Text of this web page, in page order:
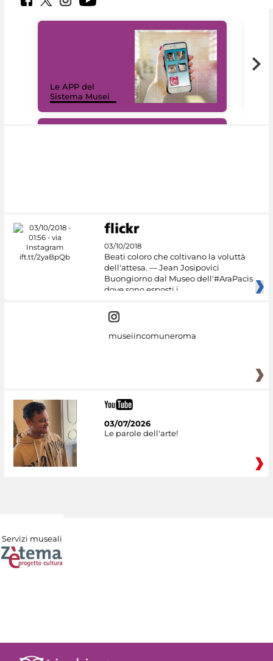
Le APP del
Sistema Musei
03/10/2018
Beati coloro che coltivano la voluttà
dell'attesa. — Jean Josipovici
Buongiorno dal Museo dell'#AraPacis
dove sono esposti i
museiincomuneroma
03/07/2026
Le parole dell'arte!
Servizi museali